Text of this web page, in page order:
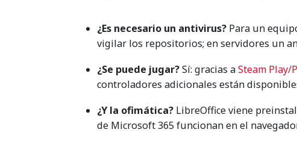
¿Es necesario un antivirus? Para un
vigilar los repositorios; en servidores un
¿Se puede jugar?Sí: gracias aSteam Play/
controladores adicionales están
¿Y la ofimática? LibreOffice viene
de Microsoft 365 funcionan en el